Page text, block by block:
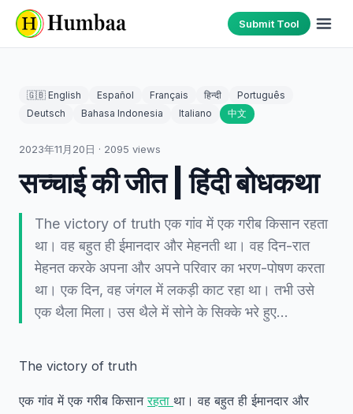
Submit Tool
🇬🇧 English Español Français हिन्दी
Português
Deutsch
Bahasa Indonesia Italiano 中文
2023年11月20日 · 2095 views
सच्चाई की जीत | हिंदी बोधकथा
The victory of truth एक गांव में एक गरीब किसान रहता
था। वह बहुत ही ईमानदार और मेहनती था। वह दिन-रात
मेहनत करके अपना और अपने परिवार का भरण-पोषण करता
था। एक दिन, वह जंगल में लकड़ी काट रहा था। तभी उसे
एक थैला मिला। उस थैले में सोने के सिक्के भरे हुए…
The victory of truth
एक गांव में एक गरीब किसानरहता था। वह बहुत ही ईमानदार और